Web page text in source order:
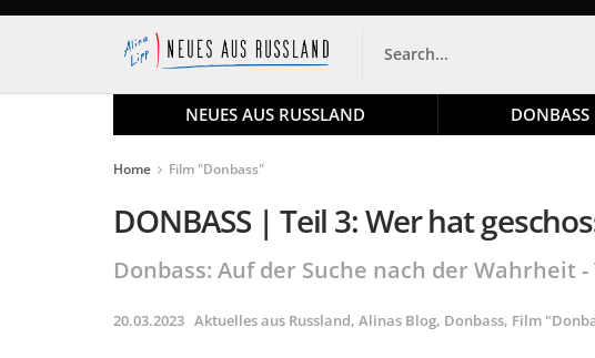
NEUES AUS RUSSLAND DONBASS
Home Film "Donbass"
DONBASS | Teil 3: Wer hat
Donbass: Auf der Suche nach der Wahrheit -
20.03.2023 Aktuelles aus Russland, Alinas Blog, Donbass, Film